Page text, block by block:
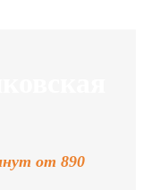
от 890